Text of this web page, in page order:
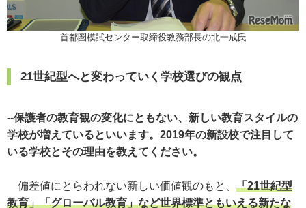
首都圏模試センター取締役教務部長の北一成氏
21世紀型へと変わっていく学校選びの観点
--保護者の教育観の変化にともない、新しい教育スタイルの
学校が増えているといいます。2019年の新設校で注目して
いる学校とその理由を教えてください。
偏差値にとらわれない新しい価値観のもと、 「21世紀型
教育」「グローバル教育」など世界標準ともいえる新たな